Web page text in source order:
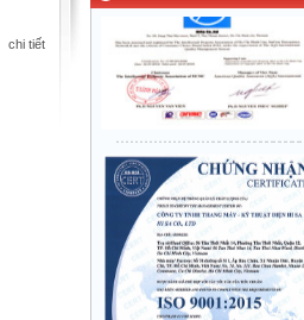
chi tiết
HISA ELEVATOR - Preeminent
transport